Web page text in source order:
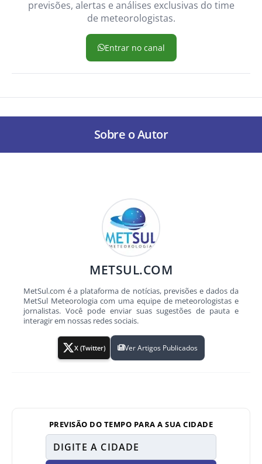
previsões, alertas e análises exclusivas do time
de meteorologistas.
Entrar no canal
Sobre o Autor
METSUL.COM
MetSul.com é a plataforma de notícias, previsões e dados da
MetSul Meteorologia com uma equipe de meteorologistas e
jornalistas. Você pode enviar suas sugestões de pauta e
interagir em nossas redes sociais.
X (Twitter) Ver Artigos Publicados
PREVISÃO DO TEMPO PARA A SUA CIDADE